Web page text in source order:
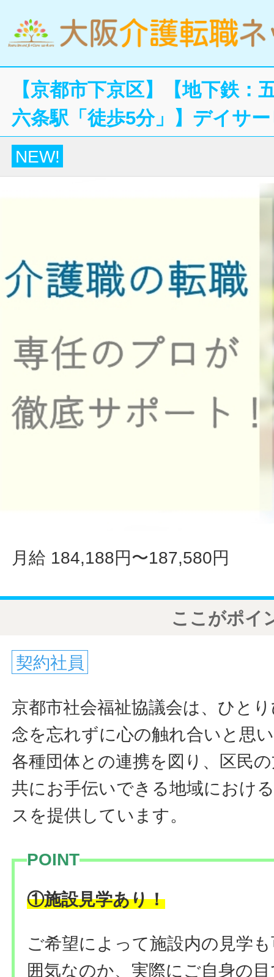
【京都市下京区】【地下鉄：
六条駅「徒歩5分」】デイサ
NEW!
月給 184,188円〜187,580円
ここがポイ
契約社員
京都市社会福祉協議会は、ひと
念を忘れずに心の触れ合いと思
各種団体との連携を図り、区民
共にお手伝いできる地域におけ
スを提供しています。
POINT
①施設見学あり！
ご希望によって施設内の見学
囲気なのか、実際にご自身の